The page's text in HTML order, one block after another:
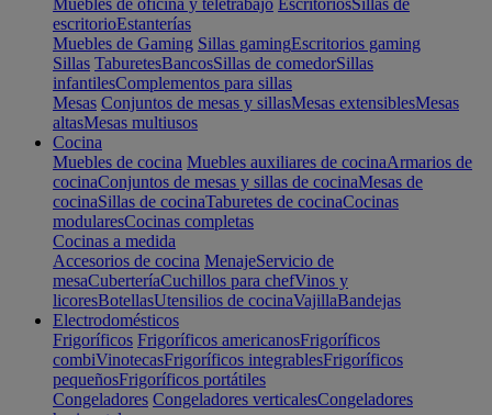
Muebles de oficina y teletrabajo EscritoriosSillas de
escritorioEstanterías
Muebles de Gaming Sillas gamingEscritorios gaming
Sillas TaburetesBancosSillas de comedorSillas
infantilesComplementos para sillas
Mesas Conjuntos de mesas y sillasMesas extensiblesMesas
altasMesas multiusos
Cocina
Muebles de cocina Muebles auxiliares de cocinaArmarios de
cocinaConjuntos de mesas y sillas de cocinaMesas de
cocinaSillas de cocinaTaburetes de cocinaCocinas
modularesCocinas completas
Cocinas a medida
Accesorios de cocina MenajeServicio de
mesaCuberteríaCuchillos para chefVinos y
licoresBotellasUtensilios de cocinaVajillaBandejas
Electrodomésticos
Frigoríficos Frigoríficos americanosFrigoríficos
combiVinotecasFrigoríficos integrablesFrigoríficos
pequeñosFrigoríficos portátiles
Congeladores Congeladores verticalesCongeladores